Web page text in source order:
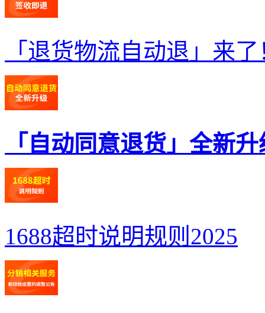
「退货物流自动退」来
「自动同意退货」全新
1688超时说明规则2025